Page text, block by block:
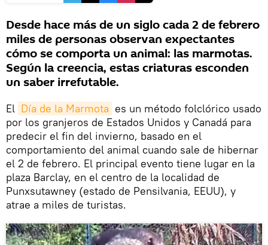
Desde hace más de un siglo cada 2 de febrero
miles de personas observan expectantes
cómo se comporta un animal: las marmotas.
Según la creencia, estas criaturas esconden
un saber irrefutable.
El Día de la Marmota es un método folclórico usado
por los granjeros de Estados Unidos y Canadá para
predecir el fin del invierno, basado en el
comportamiento del animal cuando sale de hibernar
el 2 de febrero. El principal evento tiene lugar en la
plaza Barclay, en el centro de la localidad de
Punxsutawney (estado de Pensilvania, EEUU), y
atrae a miles de turistas.